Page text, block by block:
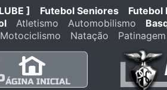
] Futebol Seniores Futebol
Atletismo Automobilismo
Motociclismo
Natação Patinagem